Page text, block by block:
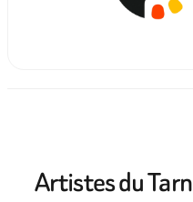
Artistes du Tarn